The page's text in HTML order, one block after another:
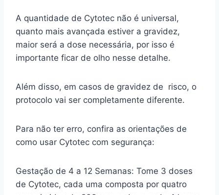
A quantidade de Cytotec não é universal,
quanto mais avançada estiver a gravidez,
maior será a dose necessária, por isso é
importante ficar de olho nesse detalhe.
Além disso, em casos de gravidez de risco, o
protocolo vai ser completamente diferente.
Para não ter erro, confira as orientações de
como usar Cytotec com segurança:
Gestação de 4 a 12 Semanas: Tome 3 doses
de Cytotec, cada uma composta por quatro